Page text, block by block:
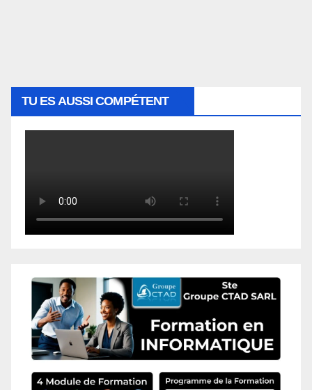
TU ES AUSSI COMPÉTENT